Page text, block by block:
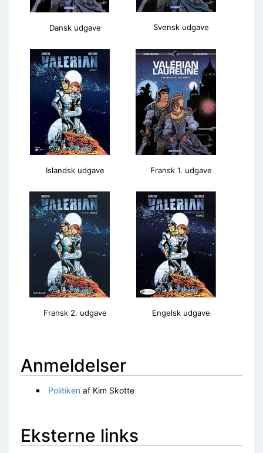
Dansk udgave Svensk udgave
Islandsk udgave Fransk 1. udgave
Fransk 2. udgave Engelsk udgave
Anmeldelser
Politiken af Kim Skotte
Eksterne links